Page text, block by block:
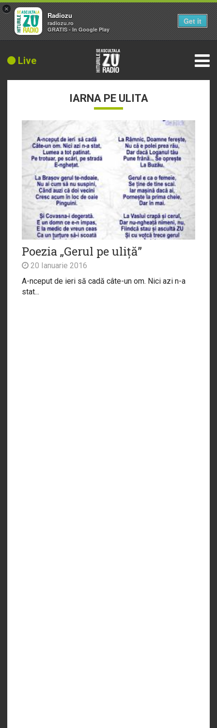
Live
IARNA PE ULITA
Poezia „Gerul pe uliță”
20 Ianuarie 2016
A-nceput de ieri să cadă câte-un om. Nici azi n-a
stat...
×
Radiozu
radiozu.ro
GRATIS - In Google Play
Get it